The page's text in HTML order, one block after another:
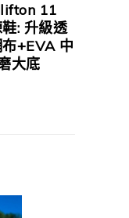
11
: 升級透
+EVA 中
大底